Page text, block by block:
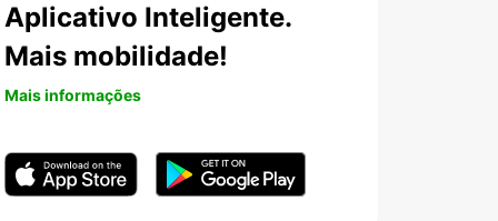
Aplicativo Inteligente.
Mais mobilidade!
Mais informações